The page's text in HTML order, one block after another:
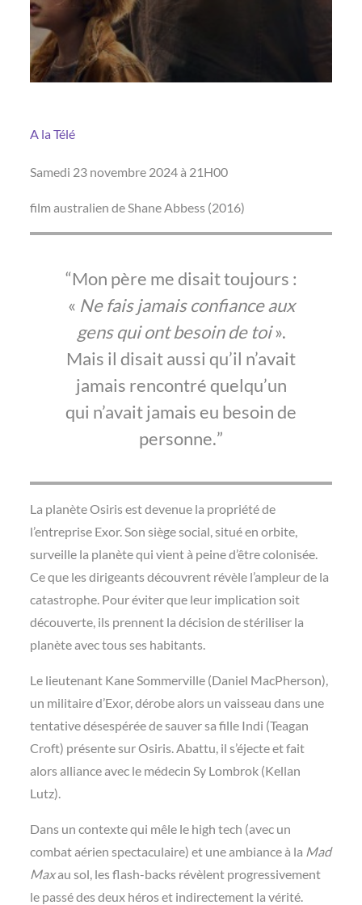
A la Télé
Samedi 23 novembre 2024 à 21H00
film australien de Shane Abbess (2016)
Mon père me disait toujours :
« Ne fais jamais confiance aux
gens qui ont besoin de toi».
Mais il disait aussi qu’il n’avait
jamais rencontré quelqu’un
qui n’avait jamais eu besoin de
personne.
La planète Osiris est devenue la propriété de
l’entreprise Exor. Son siège social, situé en orbite,
surveille la planète qui vient à peine d’être colonisée.
Ce que les dirigeants découvrent révèle l’ampleur de la
catastrophe. Pour éviter que leur implication soit
découverte, ils prennent la décision de stériliser la
planète avec tous ses habitants.
Le lieutenant Kane Sommerville (Daniel MacPherson),
un militaire d’Exor, dérobe alors un vaisseau dans une
tentative désespérée de sauver sa fille Indi (Teagan
Croft) présente sur Osiris. Abattu, il s’éjecte et fait
alors alliance avec le médecin Sy Lombrok (Kellan
Lutz).
Dans un contexte qui mêle le high tech (avec un
combat aérien spectaculaire) et une ambiance à la Mad
Maxau sol, les flash-backs révèlent progressivement
le passé des deux héros et indirectement la vérité.